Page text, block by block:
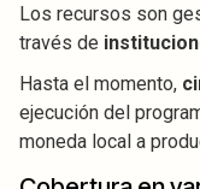
Los recursos son
través de
Hasta el momento,
ejecución del
moneda local a